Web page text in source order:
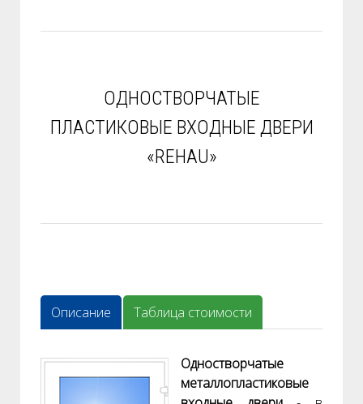
ОДНОСТВОРЧАТЫЕ
ПЛАСТИКОВЫЕ ВХОДНЫЕ ДВЕРИ
«REHAU»
Описание Таблица стоимости
Одностворчатые
металлопластиковые